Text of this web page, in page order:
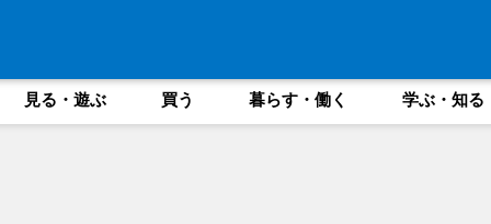
見る・遊ぶ 買う 暮らす・働く 学ぶ・知る